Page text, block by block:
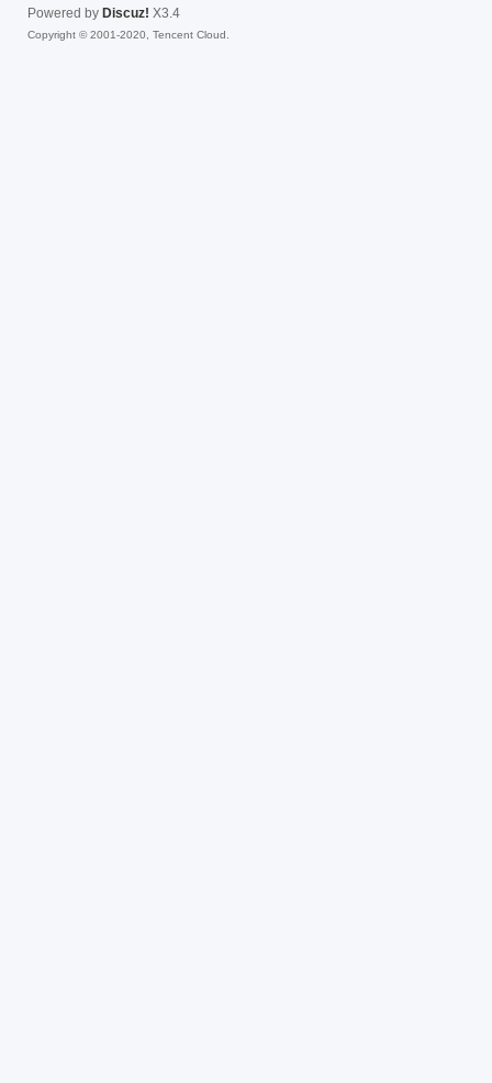
Powered by Discuz! X3.4
Copyright © 2001-2020, Tencent Cloud.